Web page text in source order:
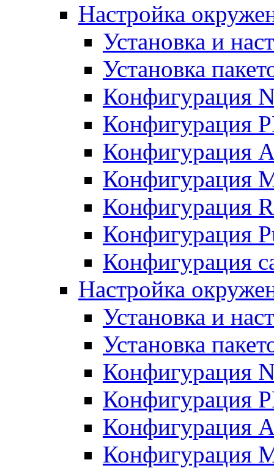
Настройка
Установка и
Установка
Конфигурация
Конфигурация
Конфигурация
Конфигурация
Конфигурация
Конфигурация
Конфигурация
Настройка
Установка и
Установка
Конфигурация
Конфигурация
Конфигурация
Конфигурация